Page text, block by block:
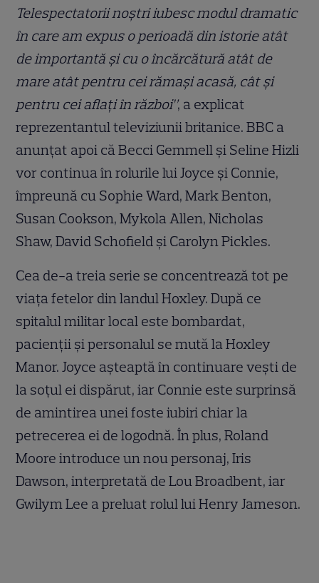
Telespectatorii noștri iubesc modul dramatic
în care am expus o perioadă din istorie atât
de importantă și cu o încărcătură atât de
mare atât pentru cei rămași acasă, cât și
pentru cei aflați în război”, a explicat
reprezentantul televiziunii britanice. BBC a
anunțat apoi că Becci Gemmell și Seline Hizli
vor continua în rolurile lui Joyce și Connie,
împreună cu Sophie Ward, Mark Benton,
Susan Cookson, Mykola Allen, Nicholas
Shaw, David Schofield și Carolyn Pickles.
Cea de-a treia serie se concentrează tot pe
viața fetelor din landul Hoxley. După ce
spitalul militar local este bombardat,
pacienții și personalul se mută la Hoxley
Manor. Joyce așteaptă în continuare vești de
la soțul ei dispărut, iar Connie este surprinsă
de amintirea unei foste iubiri chiar la
petrecerea ei de logodnă. În plus, Roland
Moore introduce un nou personaj, Iris
Dawson, interpretată de Lou Broadbent, iar
Gwilym Lee a preluat rolul lui Henry Jameson.